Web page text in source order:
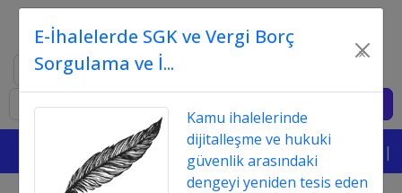
|||
E-İhalelerde SGK ve Vergi Borç
Sorgulama ve İ...
×
Kamu ihalelerinde
dijitalleşme ve hukuki
güvenlik arasındaki
dengeyi yeniden tesis eden